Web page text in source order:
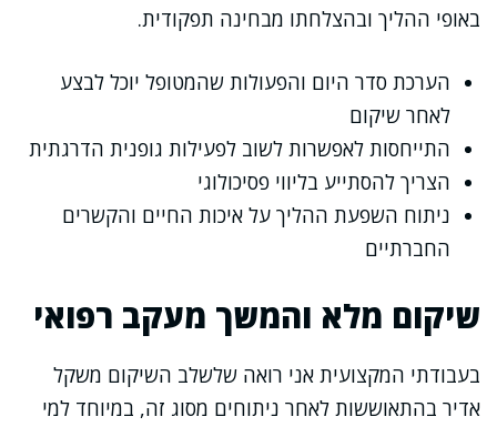
באופי ההליך ובהצלחתו מבחינה תפקודית.
הערכת סדר היום והפעולות שהמטופל יוכל לבצע
לאחר שיקום
התייחסות לאפשרות לשוב לפעילות גופנית הדרגתית
הצריך להסתייע בליווי פסיכולוגי
ניתוח השפעת ההליך על איכות החיים והקשרים
החברתיים
שיקום מלא והמשך מעקב רפואי
בעבודתי המקצועית אני רואה שלשלב השיקום משקל
אדיר בהתאוששות לאחר ניתוחים מסוג זה, במיוחד למי